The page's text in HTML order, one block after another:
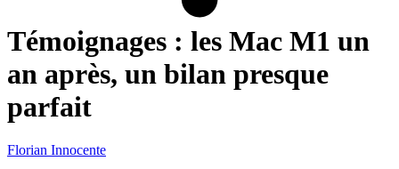
Témoignages : les Mac M1 un
an après, un bilan presque
parfait
Florian Innocente